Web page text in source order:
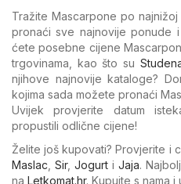
Tražite Mascarpone po najnižoj
pronaći sve najnovije ponude
ćete posebne cijene
trgovinama, kao što su
njihove najnovije kataloge?
kojima sada možete pronaći
Uvijek provjerite datum
propustili odlične cijene!
Želite još kupovati? Provjerite i
Maslac Sir, Jogurti Jaja.
na Letkomat.hr. Kupujte s nama